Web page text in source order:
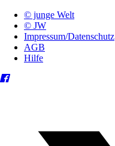
© junge Welt
© JW
Impressum/Datenschutz
AGB
Hilfe